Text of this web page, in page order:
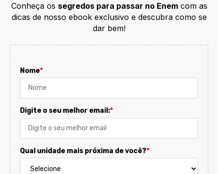
Conheça os segredos para passar no Enemcom as
dicas de nosso ebook exclusivo e descubra como se
dar bem!
Nome*
Digite o seu melhor email:*
Qual unidade mais próxima de você?*